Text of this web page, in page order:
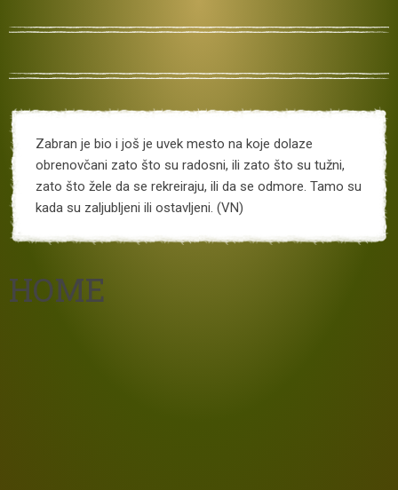
Zabran je bio i još je uvek mesto na koje dolaze
obrenovčani zato što su radosni, ili zato što su tužni,
zato što žele da se rekreiraju, ili da se odmore. Tamo su
kada su zaljubljeni ili ostavljeni. (VN)
HOME